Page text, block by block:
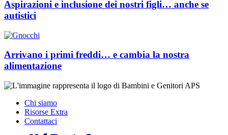
Aspirazioni e inclusione dei nostri figli… anche se
autistici
Arrivano i primi freddi… e cambia la nostra
alimentazione
Chi siamo
Risorse Extra
Contattaci